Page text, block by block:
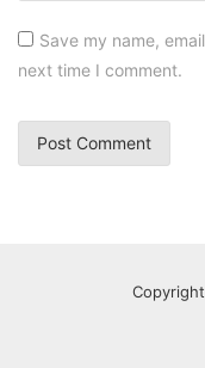
Save my name,
next time I comment.